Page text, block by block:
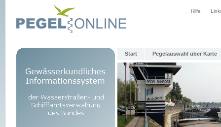
Hilfe
Start Pegelauswahl über Karte